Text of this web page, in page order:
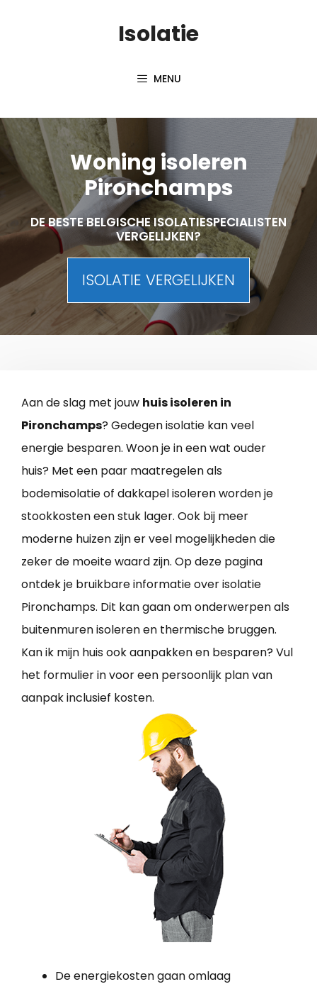
Isolatie
MENU
Woning isoleren
Pironchamps
DE BESTE BELGISCHE ISOLATIESPECIALISTEN
VERGELIJKEN?
ISOLATIE VERGELIJKEN
Aan de slag met jouw huis isoleren in
Pironchamps? Gedegen isolatie kan veel
energie besparen. Woon je in een wat ouder
huis? Met een paar maatregelen als
bodemisolatie of dakkapel isoleren worden je
stookkosten een stuk lager. Ook bij meer
moderne huizen zijn er veel mogelijkheden die
zeker de moeite waard zijn. Op deze pagina
ontdek je bruikbare informatie over isolatie
Pironchamps. Dit kan gaan om onderwerpen als
buitenmuren isoleren en thermische bruggen.
Kan ik mijn huis ook aanpakken en besparen? Vul
het formulier in voor een persoonlijk plan van
aanpak inclusief kosten.
De energiekosten gaan omlaag